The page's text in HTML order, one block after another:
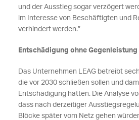
und der Ausstieg sogar verzögert
im Interesse von Beschäftigten und
verhindert werden.”
Entschädigung ohne Gegenleistung
Das Unternehmen LEAG betreibt
die vor 2030 schließen sollen und
Entschädigung hätten. Die Analyse
dass nach derzeitiger
Blöcke später vom Netz gehen